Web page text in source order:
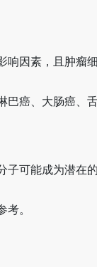
因素，且肿瘤
癌、大肠癌
可能成为潜在
。